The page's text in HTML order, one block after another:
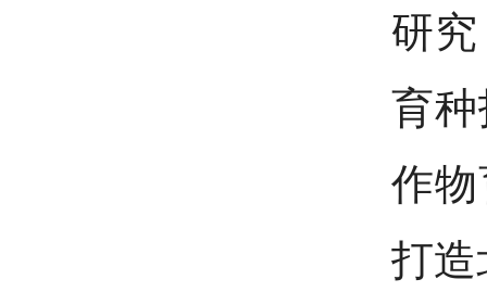
研
育
作
打造